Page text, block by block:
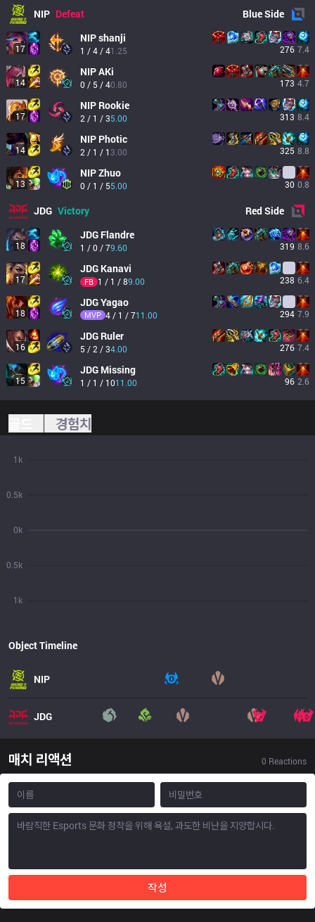
NIP Defeat BlueSide
17
NIPshanji
1 / 4 / 41.25 276 7.4
14
NIPAKi
0 / 5 / 40.80 173 4.7
17
NIP Rookie
2 / 1 / 35.00 313 8.4
14
NIP Photic
2 / 1 / 1 3.00 325 8.8
13
NIPZhuo
0 / 1 / 55.00 30 0.8
JDG Victory RedSide
18
JDG Flandre
1 / 0 / 79.60 319 8.6
17
JDG Kanavi
FB 1 / 1 / 89.00 238 6.4
18
JDGYagao
MVP 4 / 1 / 711.00 294 7.9
16
JDG Ruler
5 / 2 / 34.00 276 7.4
15
JDG Missing
1 / 1 / 1011.00 96 2.6
경험치
1k
0.5k
0k
0.5k
1k
Object Timeline
NIP
JDG
매치 리액션 0 Reactions
작성